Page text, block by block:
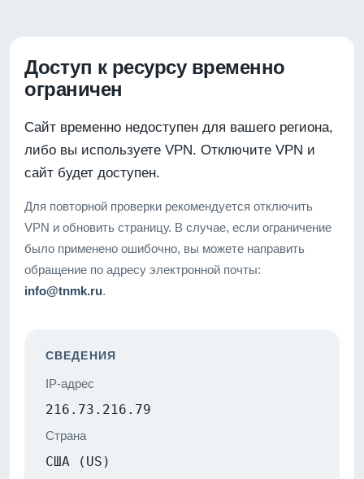
Доступ к ресурсу временно
ограничен
Сайт временно недоступен для вашего региона,
либо вы используете VPN. Отключите VPN и
сайт будет доступен.
Для повторной проверки рекомендуется отключить
VPN и обновить страницу. В случае, если ограничение
было применено ошибочно, вы можете направить
обращение по адресу электронной почты:
info@tnmk.ru.
СВЕДЕНИЯ
IP-адрес
216.73.216.79
Страна
США (US)